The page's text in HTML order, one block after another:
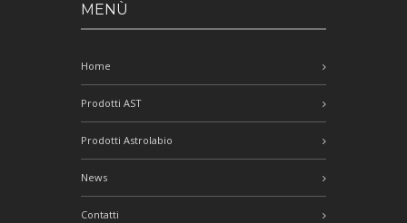
MENÙ
Home
Prodotti AST
Prodotti Astrolabio
News
Contatti